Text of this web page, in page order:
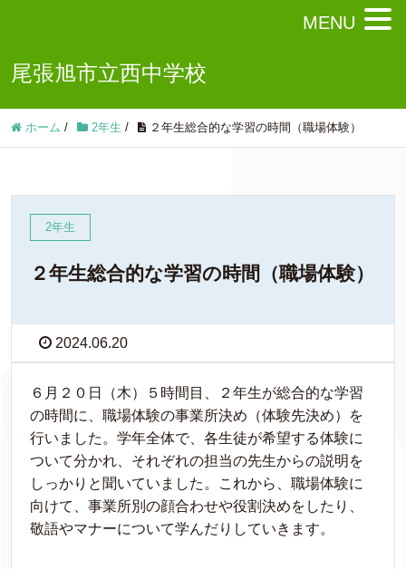
尾張旭市立西中学校
ホーム / 2年生 / ２年生総合的な学習の時間（職場体験）
2年生
２年生総合的な学習の時間（職場体験）
2024.06.20
６月２０日（木）５時間目、２年生が総合的な学習
の時間に、職場体験の事業所決め（体験先決め）を
行いました。学年全体で、各生徒が希望する体験に
ついて分かれ、それぞれの担当の先生からの説明を
しっかりと聞いていました。これから、職場体験に
向けて、事業所別の顔合わせや役割決めをしたり、
敬語やマナーについて学んだりしていきます。
MENU